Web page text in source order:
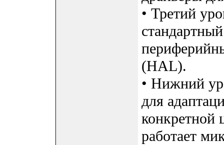
• Третий
(HAL).
• Нижний
для
конкретной
работает